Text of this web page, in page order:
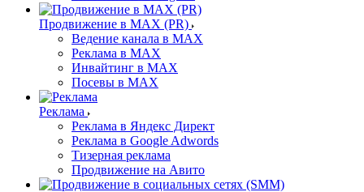
Продвижение в MAX (PR)
Ведение канала в MAX
Реклама в MAX
Инвайтинг в MAX
Посевы в MAX
Реклама
Реклама в Яндекс Директ
Реклама в Google Adwords
Тизерная реклама
Продвижение на Авито